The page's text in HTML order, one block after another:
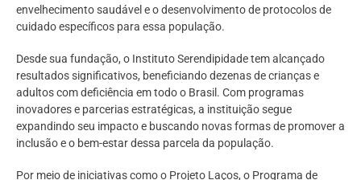
envelhecimento saudável e o desenvolvimento de protocolos de
cuidado específicos para essa população.
Desde sua fundação, o Instituto Serendipidade tem alcançado
resultados significativos, beneficiando dezenas de crianças e
adultos com deficiência em todo o Brasil. Com programas
inovadores e parcerias estratégicas, a instituição segue
expandindo seu impacto e buscando novas formas de promover a
inclusão e o bem-estar dessa parcela da população.
Por meio de iniciativas como o Projeto Laços, o Programa de